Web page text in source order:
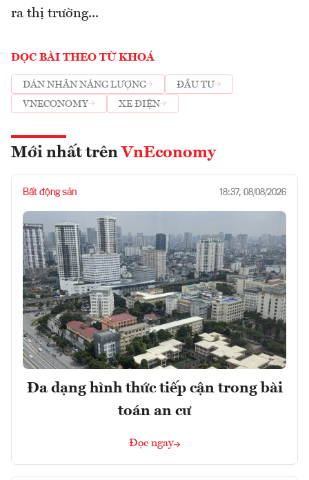
ra thị trường...
ĐỌC BÀI THEO TỪ KHOÁ
DÁN NHÃN NĂNG LƯỢNG
ĐẦU TƯ
VNECONOMY
XE ĐIỆN
Mới nhất trên VnEconomy
Bất động sản 18:37, 08/08/2026
Đa dạng hình thức tiếp cận trong bài
toán an cư
Đọc ngay